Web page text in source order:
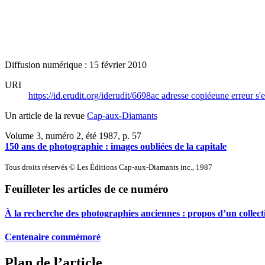
Diffusion numérique : 15 février 2010
URI
https://id.erudit.org/iderudit/6698ac adresse copiéeune erreur
Un article de la revue Cap-aux-Diamants
Volume 3, numéro 2, été 1987, p. 57
150 ans de photographie : images oubliées de la capitale
Tous droits réservés © Les Éditions Cap-aux-Diamants inc., 1987
Feuilleter les articles de ce numéro
À la recherche des photographies anciennes : propos d’un
Centenaire commémoré